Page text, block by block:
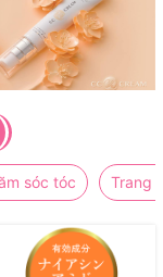
sóc tóc Trang